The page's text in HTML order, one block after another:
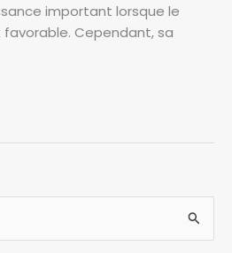
important lorsque le
Cependant, sa